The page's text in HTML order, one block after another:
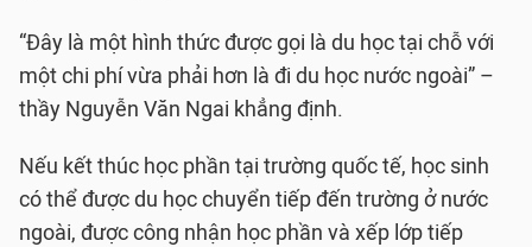
“Đây là một hình thức được gọi là du học tại chỗ với
một chi phí vừa phải hơn là đi du học nước ngoài” –
thầy Nguyễn Văn Ngai khẳng định.
Nếu kết thúc học phần tại trường quốc tế, học sinh
có thể được du học chuyển tiếp đến trường ở nước
ngoài, được công nhận học phần và xếp lớp tiếp